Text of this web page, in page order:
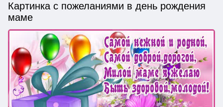
Картинка с пожеланиями в день рождения
маме